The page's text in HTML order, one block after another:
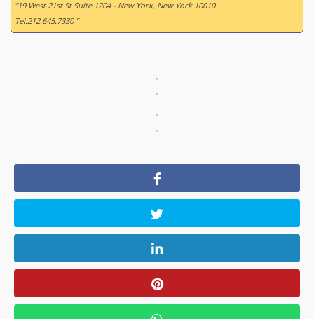
“19 West 21st St Suite 1204 - New York, New York 10010
Tel:212.645.7330 ”
"
"
"
"